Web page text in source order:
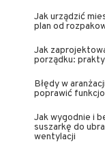
Jak urządzić
plan od
Jak
porządku:
Błędy w
poprawić
Jak wygodnie i
suszarkę do
wentylacji